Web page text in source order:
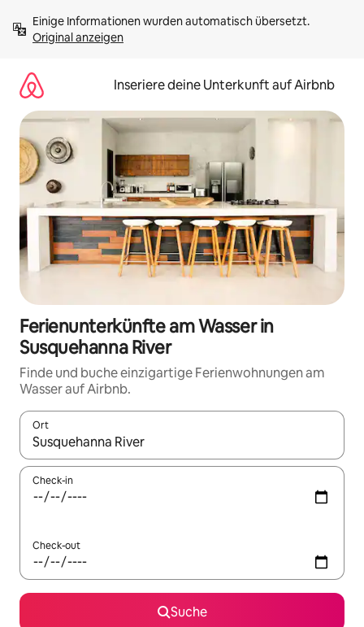
Inhalten
springenOriginal anzeigen
Inseriere deine Unterkunft auf Airbnb
Ferienunterkünfte am Wasser in
Susquehanna River
Finde und buche einzigartige Ferienwohnungen am
Wasser auf Airbnb.
Ort
Wenn Ergebnisse verfügbar sind, navigiere mit den
Check-in
Check-out
Suche